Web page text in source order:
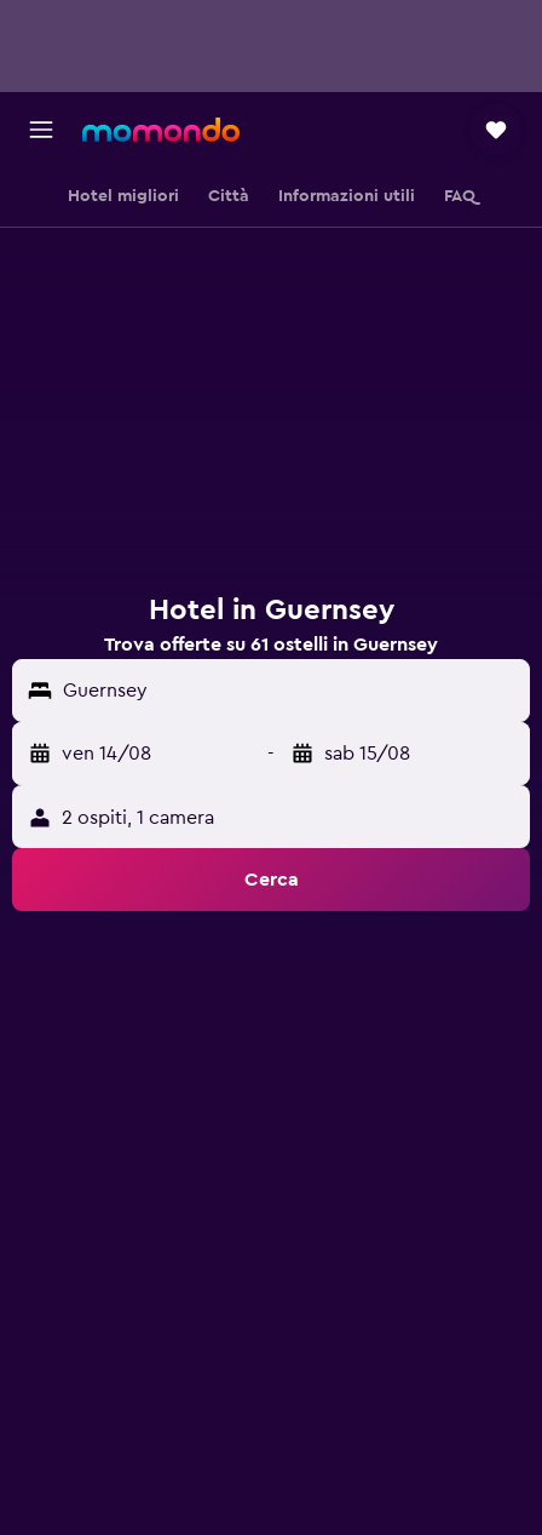
Hotel migliori Città Informazioni utili FAQ
Hotel in Guernsey
Trova offerte su 61 ostelli in Guernsey
Guernsey
ven 14/08 - sab 15/08
2 ospiti, 1 camera
Cerca